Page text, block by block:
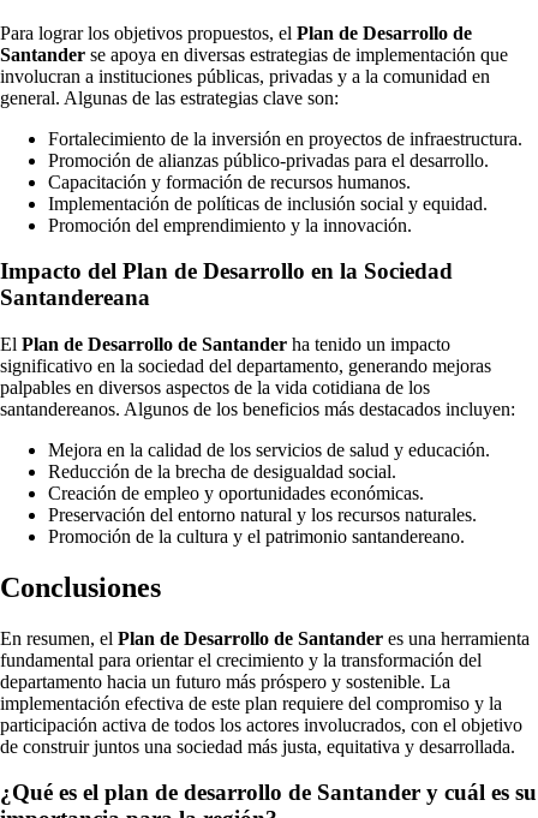
Para lograr los objetivos propuestos, el Plan de Desarrollo de
Santander se apoya en diversas estrategias de implementación que
involucran a instituciones públicas, privadas y a la comunidad en
general. Algunas de las estrategias clave son:
Fortalecimiento de la inversión en proyectos de infraestructura.
Promoción de alianzas público-privadas para el desarrollo.
Capacitación y formación de recursos humanos.
Implementación de políticas de inclusión social y equidad.
Promoción del emprendimiento y la innovación.
Impacto del Plan de Desarrollo en la Sociedad
Santandereana
El Plan de Desarrollo de Santander ha tenido un impacto
significativo en la sociedad del departamento, generando mejoras
palpables en diversos aspectos de la vida cotidiana de los
santandereanos. Algunos de los beneficios más destacados incluyen:
Mejora en la calidad de los servicios de salud y educación.
Reducción de la brecha de desigualdad social.
Creación de empleo y oportunidades económicas.
Preservación del entorno natural y los recursos naturales.
Promoción de la cultura y el patrimonio santandereano.
Conclusiones
En resumen, el Plan de Desarrollo de Santander es una herramienta
fundamental para orientar el crecimiento y la transformación del
departamento hacia un futuro más próspero y sostenible. La
implementación efectiva de este plan requiere del compromiso y la
participación activa de todos los actores involucrados, con el objetivo
de construir juntos una sociedad más justa, equitativa y desarrollada.
¿Qué es el plan de desarrollo de Santander y cuál es su